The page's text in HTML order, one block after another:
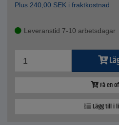
Plus 240,00 SEK i fraktkostnad
Leveranstid 7-10 arbetsdagar
Få en
Lägg till i